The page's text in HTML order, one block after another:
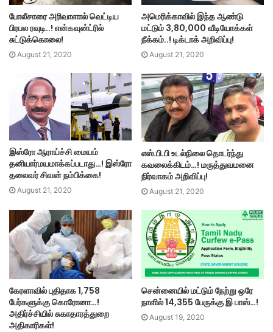
போலீசாரை அரிவாளால் வெட்டிய
பிரபல ரவுடி..! என்கவுன்ட்ரில்
சுட்டுக்கொலை!
August 21, 2020
அமெரிக்காவில் இந்த ஆண்டு
மட்டும் 3,80,000 வீடியோக்கள்
நீக்கம்..! டிக்டாக் அறிவிப்பு!
August 21, 2020
இஸ்ரோ ஆராய்ச்சி மையம்
தனியார்மயமாக்கப்படாது…! இஸ்ரோ
தலைவர் சிவன் நம்பிக்கை!
August 21, 2020
எஸ்.பி.பி உடல்நிலை தொடர்ந்து
கவலைக்கிடம்…! மருத்துவமனை
நிர்வாகம் அறிவிப்பு!
August 21, 2020
கேரளாவில் புதிதாக 1,758
பேர்களுக்கு கொரோனா…!
அதிர்ச்சியில் சுகாதாரத்துறை
அதிகாரிகள்!
சென்னையில் மட்டும் நேற்று ஒரே
நாளில் 14,355 பேருக்கு இ பாஸ்…!
August 19, 2020